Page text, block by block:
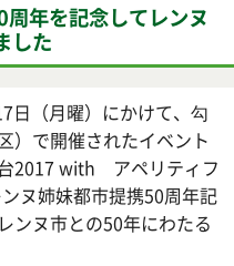
年を記念してレンヌ
した
日（月曜）にかけて、勾
）で開催されたイベント
2017 with アペリティフ
ヌ姉妹都市提携50周年記
ンヌ市との50年にわたる